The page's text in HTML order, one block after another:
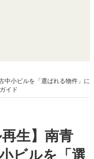
中小ビルを「選ばれる物件」に
イド
生】南青
ビルを「選